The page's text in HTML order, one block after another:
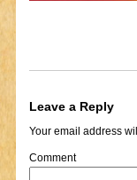
Leave a Reply
Your email address
Comment